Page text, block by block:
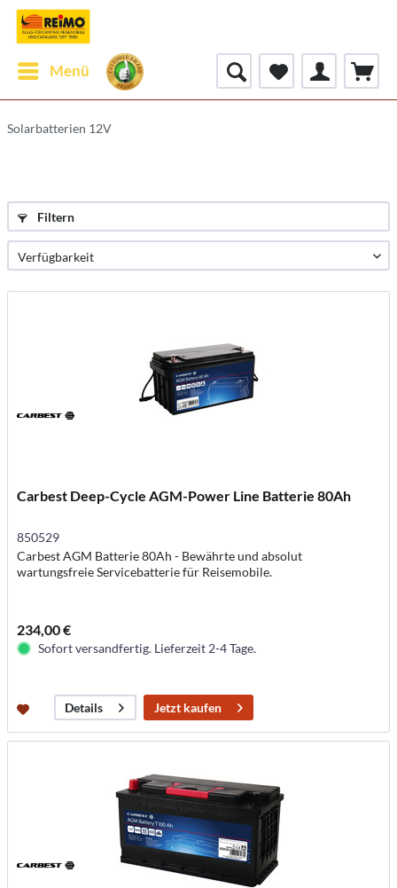
Menü
Solarbatterien 12V
Filtern
Carbest Deep-Cycle AGM-Power Line Batterie 80Ah
850529
Carbest AGM Batterie 80Ah - Bewährte und absolut
wartungsfreie Servicebatterie für Reisemobile.
234,00 €
Sofort versandfertig. Lieferzeit 2-4 Tage.
Details Jetzt kaufen